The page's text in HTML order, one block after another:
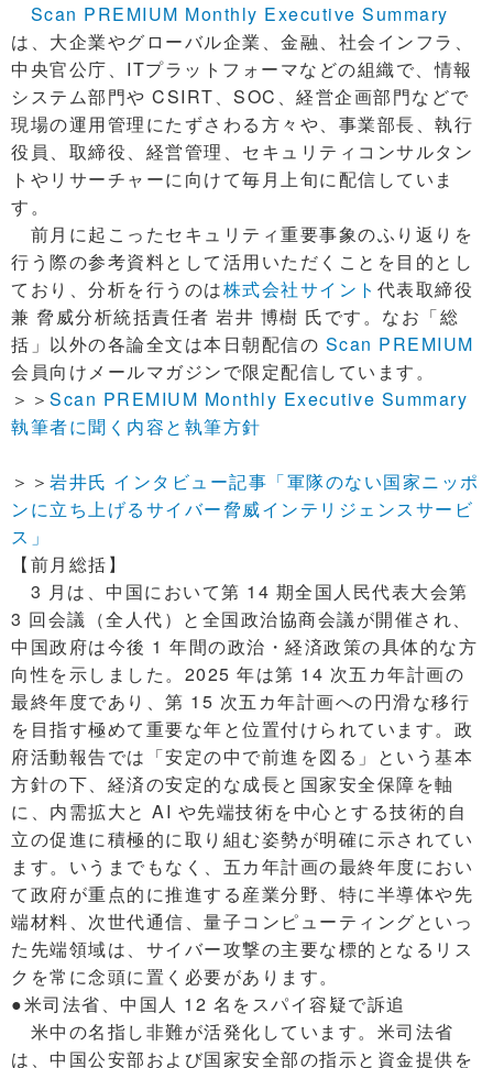
Scan PREMIUM Monthly Executive Summary
は、大企業やグローバル企業、金融、社会インフラ、
中央官公庁、ITプラットフォーマなどの組織で、情報
システム部門や CSIRT、SOC、経営企画部門などで
現場の運用管理にたずさわる方々や、事業部長、執行
役員、取締役、経営管理、セキュリティコンサルタン
トやリサーチャーに向けて毎月上旬に配信していま
す。
前月に起こったセキュリティ重要事象のふり返りを
行う際の参考資料として活用いただくことを目的とし
ており、分析を行うのは株式会社サイント 代表取締役
兼 脅威分析統括責任者 岩井 博樹 氏です。なお「総
括」以外の各論全文は本日朝配信の Scan PREMIUM
会員向けメールマガジンで限定配信しています。
＞＞ Scan PREMIUM Monthly Executive Summary
執筆者に聞く内容と執筆方針
＞＞ 岩井氏 インタビュー記事「軍隊のない国家ニッポ
ンに立ち上げるサイバー脅威インテリジェンスサービ
ス」
【前月総括】
3 月は、中国において第 14 期全国人民代表大会第
3 回会議（全人代）と全国政治協商会議が開催され、
中国政府は今後 1 年間の政治・経済政策の具体的な方
向性を示しました。2025 年は第 14 次五カ年計画の
最終年度であり、第 15 次五カ年計画への円滑な移行
を目指す極めて重要な年と位置付けられています。政
府活動報告では「安定の中で前進を図る」という基本
方針の下、経済の安定的な成長と国家安全保障を軸
に、内需拡大と AI や先端技術を中心とする技術的自
立の促進に積極的に取り組む姿勢が明確に示されてい
ます。いうまでもなく、五カ年計画の最終年度におい
て政府が重点的に推進する産業分野、特に半導体や先
端材料、次世代通信、量子コンピューティングといっ
た先端領域は、サイバー攻撃の主要な標的となるリス
クを常に念頭に置く必要があります。
●米司法省、中国人 12 名をスパイ容疑で訴追
米中の名指し非難が活発化しています。米司法省
は、中国公安部および国家安全部の指示と資金提供を